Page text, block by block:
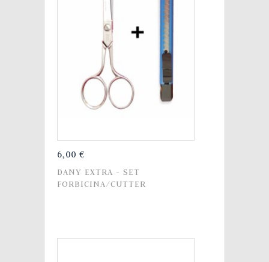
6,00 €
DANY EXTRA - SET
FORBICINA/CUTTER